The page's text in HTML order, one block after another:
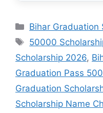
Categories
Bihar Graduation
Tags
50000
Scholarship 2026,
Graduation Pass
Graduation
Scholarship Name